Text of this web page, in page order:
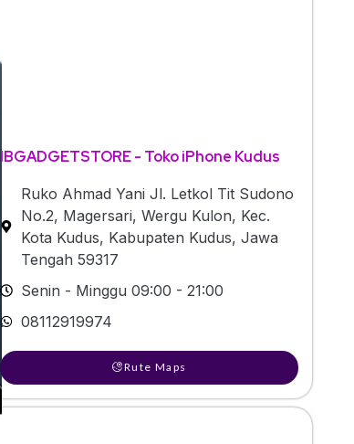
IBGADGETSTORE - Toko iPhone Kudus
Ruko Ahmad Yani Jl. Letkol Tit Sudono
No.2, Magersari, Wergu Kulon, Kec.
Kota Kudus, Kabupaten Kudus, Jawa
Tengah 59317
Senin - Minggu 09:00 - 21:00
08112919974
Rute Maps